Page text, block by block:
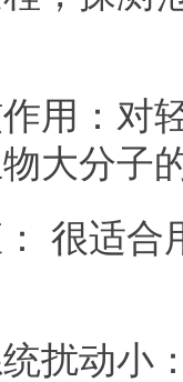
：对轻
大分子
适合
动小：